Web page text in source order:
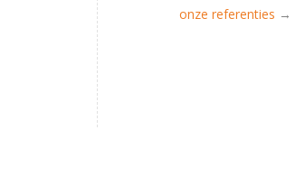
onze referenties →